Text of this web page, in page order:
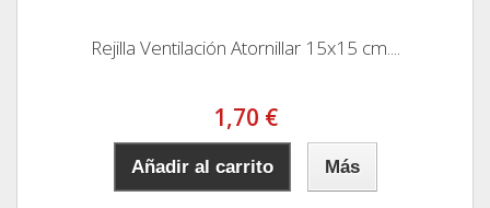
Rejilla Ventilación Atornillar 15x15 cm....
1,70 €
Añadir al carrito Más